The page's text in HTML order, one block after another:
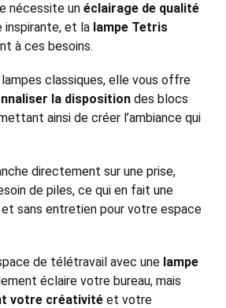
nécessite un éclairage de qualité
inspirante, et la lampe Tetris
à ces besoins.
classiques, elle vous offre
la disposition des blocs
ainsi de créer l’ambiance qui
directement sur une prise,
de piles, ce qui en fait une
et sans entretien pour votre espace
de télétravail avec une lampe
éclaire votre bureau, mais
votre créativité et votre